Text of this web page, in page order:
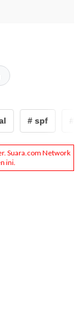
# spf #